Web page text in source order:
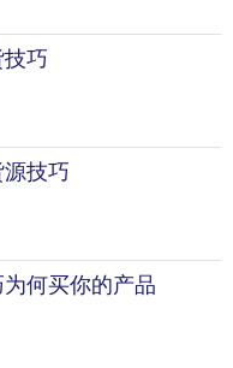
么样的技巧
想要开发一个，但是不
为大家详细介绍一下淘
对它了解更多一些。
英文字母，不可以是中
的打包代码)、项目目录
技巧
源技巧
何买你的产品